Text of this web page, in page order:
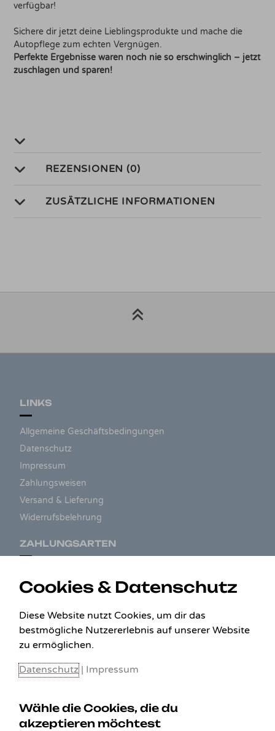
verfügbar!
Sichere dir jetzt deine Lieblingsprodukte und mache die
Autopflege zum echten Vergnügen.
Perfekte Ergebnisse waren noch nie so erschwinglich – jetzt
zuschlagen und sparen!
REZENSIONEN (0)
ZUSÄTZLICHE INFORMATIONEN
LINKS
Allgemeine Geschäftsbedingungen
Datenschutz
Impressum
Zahlungsweisen
Versand & Lieferung
Widerrufsbelehrung
ZAHLUNGSARTEN
KONTAKT
Cookies & Datenschutz
Diese Website nutzt Cookies, um dir das
bestmögliche Nutzererlebnis auf unserer Website
zu ermöglichen.
Datenschutz | Impressum
Wähle die Cookies, die du
akzeptieren möchtest